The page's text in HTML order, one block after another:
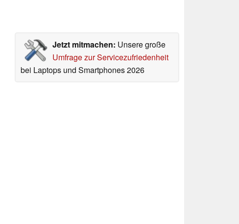
Jetzt mitmachen: Unsere große
Umfrage zur Servicezufriedenheit
bei Laptops und Smartphones 2026